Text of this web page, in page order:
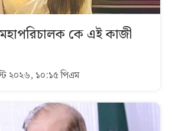
কে এই কাজী
২০২৬, ১০:১৫ পিএম